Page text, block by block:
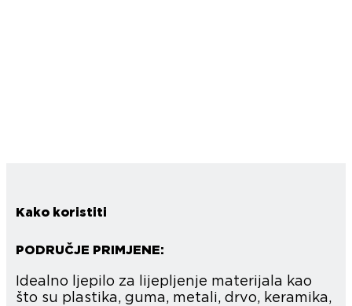
Kako koristiti
PODRUČJE PRIMJENE:
Idealno ljepilo za lijepljenje materijala kao
što su plastika, guma, metali, drvo, keramika,